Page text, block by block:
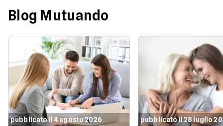
Blog Mutuando
pubblicato il 4 agosto 2026 pubblicato il 28 luglio